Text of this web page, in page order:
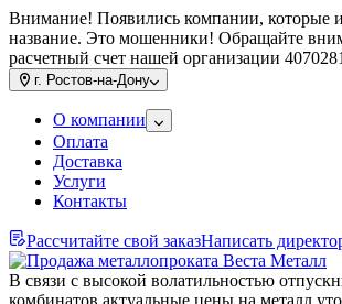
Внимание! Появились компании, которые
название. Это мошенники! Обращайте
расчетный счет нашей организации
г. Ростов-на-Дону
О компании
Оплата
Доставка
Услуги
Контакты
Рассчитайте свой заказНаписать
В связи с высокой волатильностью
комбинатов актуальные цены на металл